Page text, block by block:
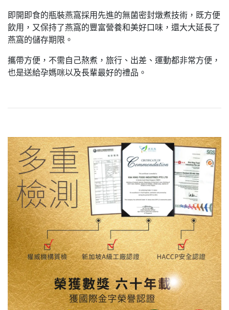
即開即食的瓶裝燕窩採用先進的無菌密封燉煮技術，既方便
飲用，又保持了燕窩的豐富營養和美好口味，還大大延長了
燕窩的儲存期限。
攜帶方便，不需自己熬煮，旅行、出差、運動都非常方便，
也是送給孕媽咪以及長輩最好的禮品。